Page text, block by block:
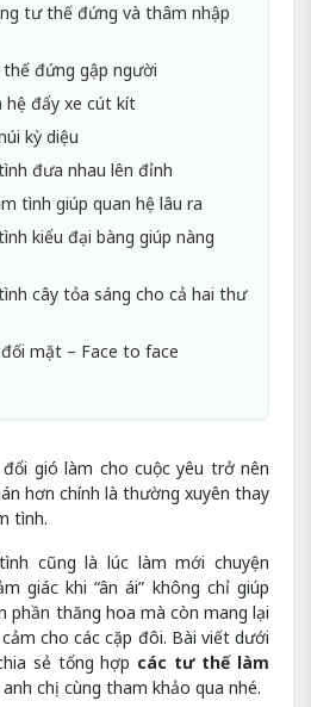
tư thế đứng và thâm nhập
đứng gập người
hệ đẩy xe cút kít
kỳ diệu
đưa nhau lên đỉnh
tình giúp quan hệ lâu ra
kiểu đại bàng giúp nàng
cây tỏa sáng cho cả hai thư
mặt – Face to face
gió làm cho cuộc yêu trở nên
hơn chính là thường xuyên thay
tình.
cũng là lúc làm mới chuyện
giác khi “ân ái” không chỉ giúp
phần thăng hoa mà còn mang lại
cho các cặp đôi. Bài viết dưới
sẻ tổng hợp các tư thế làm
chị cùng tham khảo qua nhé.